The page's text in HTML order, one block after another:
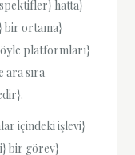
hatta}
bir ortama}
platformları}
ara sıra
içindeki işlevi}
bir görev}